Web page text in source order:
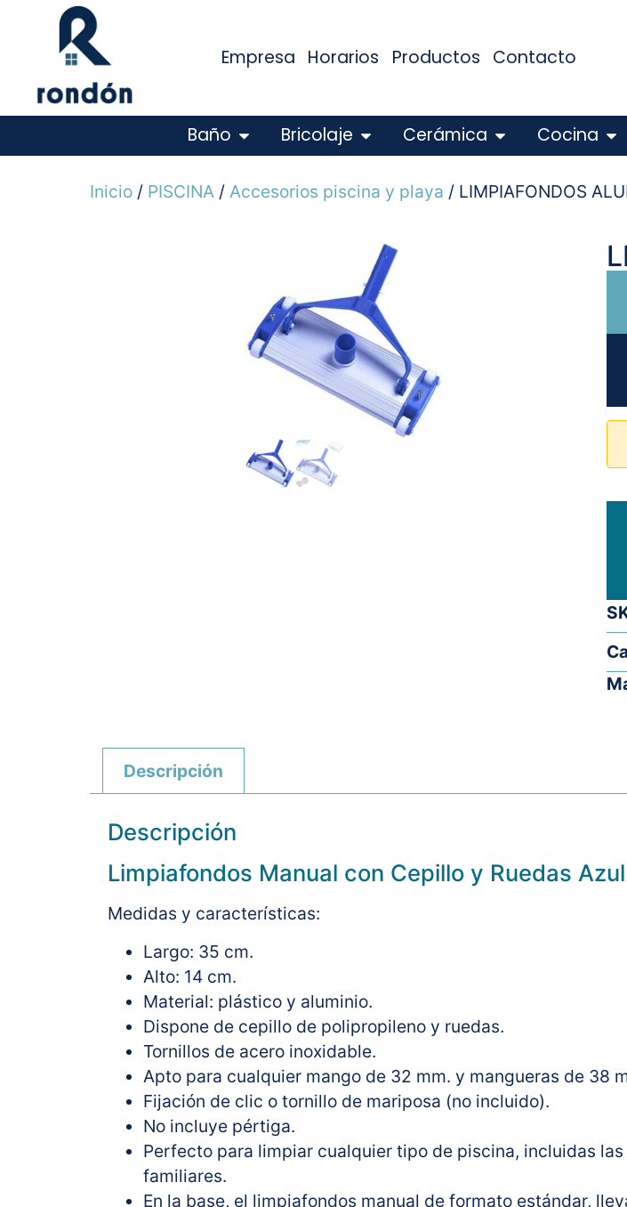
Empresa Horarios Productos Contacto
Baño Bricolaje Cerámica Cocina
Inicio/ PISCINA/ Accesorios piscina y playa / LIMPIAFONDOS
Descripción
Descripción
Limpiafondos Manual con Cepillo y Ruedas
Medidas y características:
Largo: 35 cm.
Alto: 14 cm.
Material: plástico y aluminio.
Dispone de cepillo de polipropileno y ruedas.
Tornillos de acero inoxidable.
Apto para cualquier mango de 32 mm. y mangueras de 38
Fijación de clic o tornillo de mariposa (no incluido).
No incluye pértiga.
Perfecto para limpiar cualquier tipo de piscina, incluidas
familiares.
En la base, el limpiafondos manual de formato estándar,